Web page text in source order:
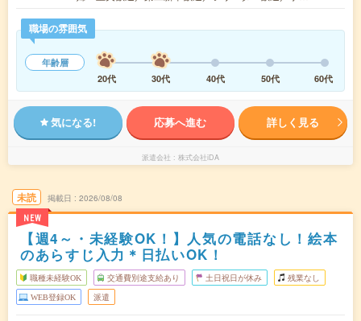
職場の雰囲気
年齢層
20代
30代 40代 50代 60代
気になる! 応募へ進む 詳しく見る
派遣会社 株式会社iDA
未読
NEW
掲載日 2026/08/08
【週4～・未経験OK！】人気の電話なし！絵本
のあらすじ入力＊日払いOK！
職種未経験OK 交通費別途支給あり 土日祝日が休み 残業なし
WEB登録OK 派遣